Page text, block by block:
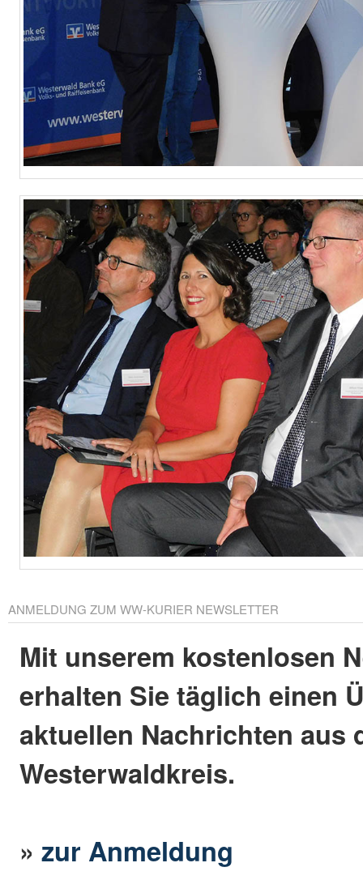
ANMELDUNG ZUM WW-KURIER NEWSLETTER
Mit unserem kostenlosen
erhalten Sie täglich einen
aktuellen Nachrichten aus
Westerwaldkreis.
»zur Anmeldung